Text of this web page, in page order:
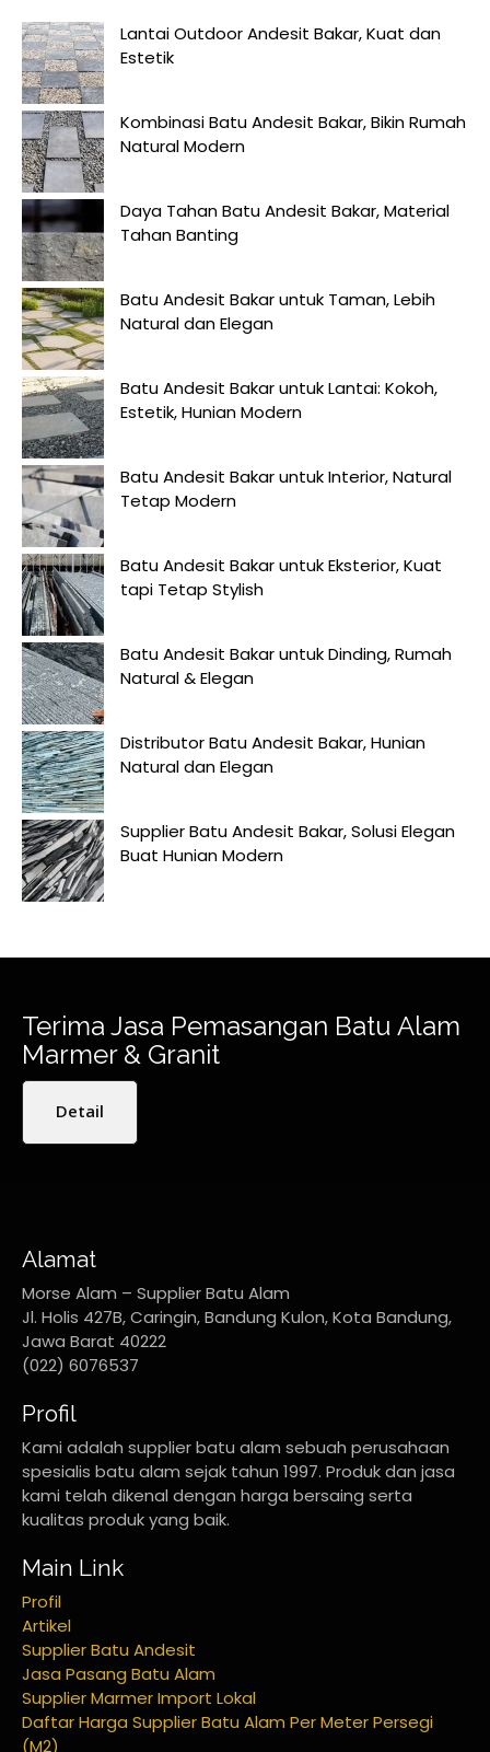
Lantai Outdoor Andesit Bakar, Kuat dan
Estetik
Kombinasi Batu Andesit Bakar, Bikin Rumah
Natural Modern
Daya Tahan Batu Andesit Bakar, Material
Tahan Banting
Batu Andesit Bakar untuk Taman, Lebih
Natural dan Elegan
Batu Andesit Bakar untuk Lantai: Kokoh,
Estetik, Hunian Modern
Batu Andesit Bakar untuk Interior, Natural
Tetap Modern
Batu Andesit Bakar untuk Eksterior, Kuat
tapi Tetap Stylish
Batu Andesit Bakar untuk Dinding, Rumah
Natural & Elegan
Distributor Batu Andesit Bakar, Hunian
Natural dan Elegan
Supplier Batu Andesit Bakar, Solusi Elegan
Buat Hunian Modern
Terima Jasa Pemasangan Batu Alam
Marmer & Granit
Detail
Alamat
Morse Alam – Supplier Batu Alam
Jl. Holis 427B, Caringin, Bandung Kulon, Kota Bandung,
Jawa Barat 40222
(022) 6076537
Profil
Kami adalah supplier batu alam sebuah perusahaan
spesialis batu alam sejak tahun 1997. Produk dan jasa
kami telah dikenal dengan harga bersaing serta
kualitas produk yang baik.
Main Link
Profil
Artikel
Supplier Batu Andesit
Jasa Pasang Batu Alam
Supplier Marmer Import Lokal
Daftar Harga Supplier Batu Alam Per Meter Persegi
(M2)